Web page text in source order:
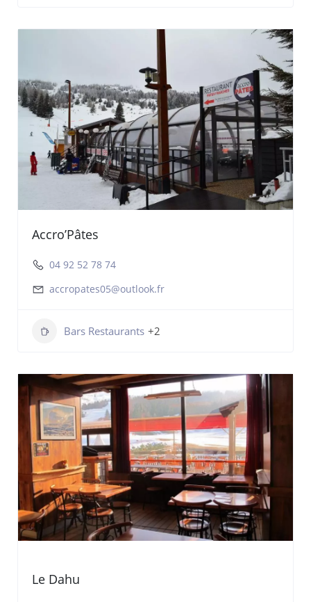
Accro’Pâtes
04 92 52 78 74
accropates05@outlook.fr
Bars Restaurants +2
Le Dahu